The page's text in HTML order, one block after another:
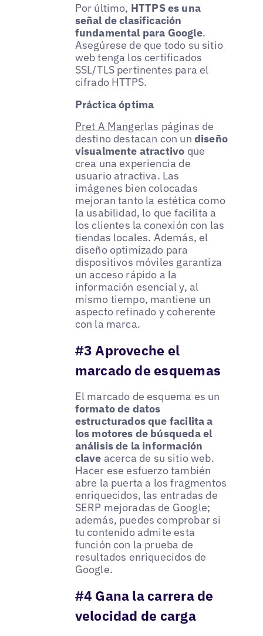
Por último, HTTPS es una
señal de clasificación
fundamental para Google.
Asegúrese de que todo su sitio
web tenga los certificados
SSL/TLS pertinentes para el
cifrado HTTPS.
Práctica óptima
Pret A Mangerlas páginas de
destino destacan con un diseño
visualmente atractivo que
crea una experiencia de
usuario atractiva. Las
imágenes bien colocadas
mejoran tanto la estética como
la usabilidad, lo que facilita a
los clientes la conexión con las
tiendas locales. Además, el
diseño optimizado para
dispositivos móviles garantiza
un acceso rápido a la
información esencial y, al
mismo tiempo, mantiene un
aspecto refinado y coherente
con la marca.
#3 Aproveche el
marcado de esquemas
El marcado de esquema es un
formato de datos
estructurados que facilita a
los motores de búsqueda el
análisis de la información
clave acerca de su sitio web.
Hacer ese esfuerzo también
abre la puerta a los fragmentos
enriquecidos, las entradas de
SERP mejoradas de Google;
además, puedes comprobar si
tu contenido admite esta
función con la prueba de
resultados enriquecidos de
Google.
#4 Gana la carrera de
velocidad de carga